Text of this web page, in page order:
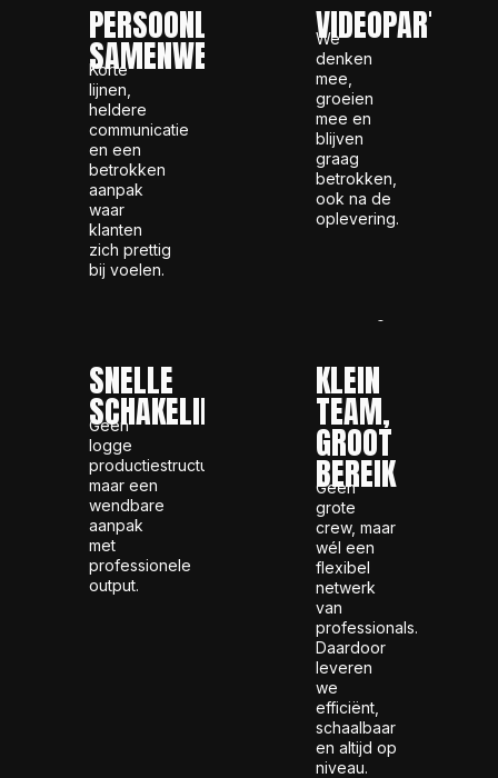
PERSOONLIJKE
SAMENWERKING
Korte
lijnen,
heldere
communicatie
en een
betrokken
aanpak
waar
klanten
zich prettig
bij voelen.
VIDEOPARTNER
We
denken
mee,
groeien
mee en
blijven
graag
betrokken,
ook na de
oplevering.
SNELLE
SCHAKELING
Geen
logge
productiestructuren,
maar een
wendbare
aanpak
met
professionele
output.
KLEIN
TEAM,
GROOT
BEREIK
Geen
grote
crew, maar
wél een
flexibel
netwerk
van
professionals.
Daardoor
leveren
we
efficiënt,
schaalbaar
en altijd op
niveau.